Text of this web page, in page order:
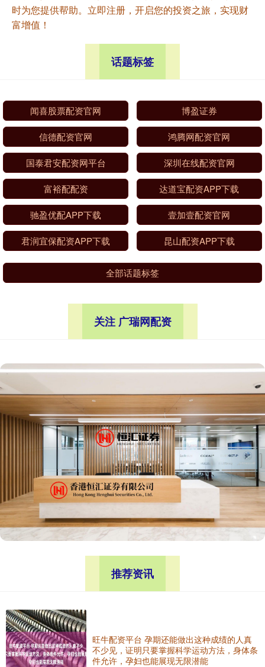
时为您提供帮助。立即注册，开启您的投资之旅，实现财
富增值！
话题标签
闻喜股票配资官网 博盈证券
信德配资官网 鸿腾网配资官网
国泰君安配资网平台 深圳在线配资官网
富裕配配资 达道宝配资APP下载
驰盈优配APP下载 壹加壹配资官网
君润宜保配资APP下载 昆山配资APP下载
全部话题标签
关注 广瑞网配资
推荐资讯
旺牛配资平台 孕期还能做出这种成绩的人真
不少见，证明只要掌握科学运动方法，身体条
件允许，孕妇也能展现无限潜能